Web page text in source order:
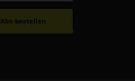
Abo bestellen